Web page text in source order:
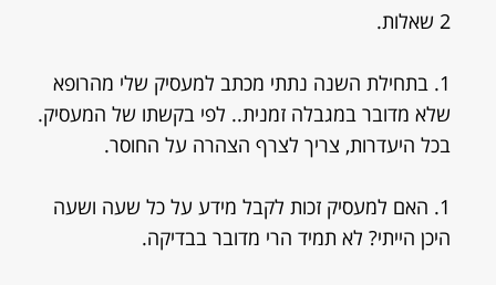
2 שאלות.
1. בתחילת השנה נתתי מכתב למעסיק שלי מהרופא
שלא מדובר במגבלה זמנית.. לפי בקשתו של המעסיק.
בכל היעדרות, צריך לצרף הצהרה על החוסר.
1. האם למעסיק זכות לקבל מידע על כל שעה ושעה
היכן הייתי? לא תמיד הרי מדובר בבדיקה.